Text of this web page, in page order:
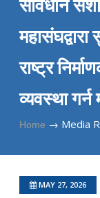
संविधान
राष्ट्र
व्यवस्था
Home → Media
MAY 27, 2026